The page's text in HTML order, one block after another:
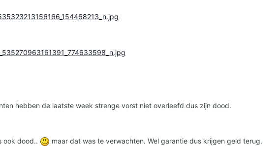
hebben de laatste week strenge vorst niet overleefd dus zijn dood.
ook dood.. maar dat was te verwachten. Wel garantie dus krijgen geld terug.